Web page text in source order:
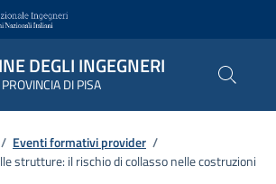
DEGLI INGEGNERI
DI PISA
/ Eventi formativi provider /
strutture: il rischio di collasso nelle costruzioni